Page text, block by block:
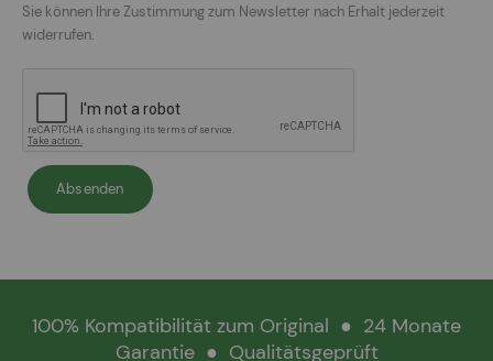
Sie können Ihre Zustimmung zum Newsletter nach Erhalt jederzeit
widerrufen.
Absenden
100% Kompatibilität zum Original ● 24 Monate
Garantie ● Qualitätsgeprüft